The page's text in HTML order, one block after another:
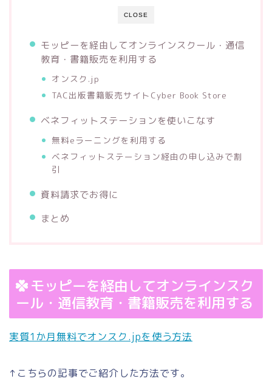
CLOSE
モッピーを経由してオンラインスクール・通信
教育・書籍販売を利用する
オンスク.jp
TAC出版書籍販売サイトCyber Book Store
ベネフィットステーションを使いこなす
無料eラーニングを利用する
ベネフィットステーション経由の申し込みで割
引
資料請求でお得に
まとめ
モッピーを経由してオンラインスク
ール・通信教育・書籍販売を利用する
実質1か月無料でオンスク.jpを使う方法
↑こちらの記事でご紹介した方法です。